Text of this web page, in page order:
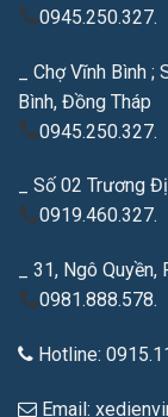
0945.250.327.
_ Chợ Vĩnh Bình
Bình, Đồng Tháp
0945.250.327.
_ Số 02 Trương
0919.460.327.
_ 31, Ngô
0981.888.578.
Hotline:
Email: